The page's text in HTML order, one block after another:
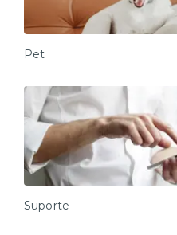
Pet
Suporte